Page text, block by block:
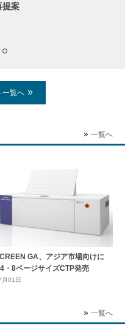
提案
一覧へ
一覧へ
GA、アジア市場向けに
・8ページサイズCTP発売
月01日
一覧へ